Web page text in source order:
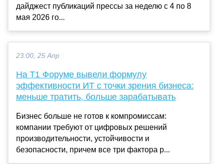
дайджест публикаций прессы за неделю с 4 по 8
мая 2026 го...
23:00, 25 Апр
На Т1 Форуме вывели формулу
эффективности ИТ с точки зрения бизнеса:
меньше тратить, больше зарабатывать
Бизнес больше не готов к компромиссам:
компании требуют от цифровых решений
производительности, устойчивости и
безопасности, причем все три фактора р...